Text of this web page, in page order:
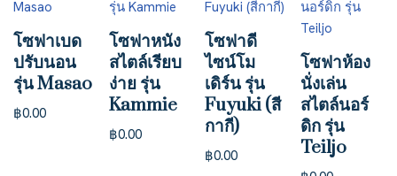
โซฟาเบด
ปรับนอน
รุ่น Masao
฿0.00
โซฟาหนัง
สไตล์เรียบ
ง่าย รุ่น
Kammie
฿0.00
โซฟาดี
ไซน์โม
เดิร์น รุ่น
Fuyuki (สี
กากี)
฿0.00
โซฟาห้อง
นั่งเล่น
สไตล์นอร์
ดิก รุ่น
Teiljo